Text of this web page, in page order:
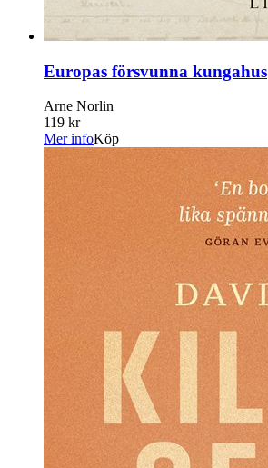
Europas försvunna kungahus
Arne Norlin
119 kr
Mer infoKöp